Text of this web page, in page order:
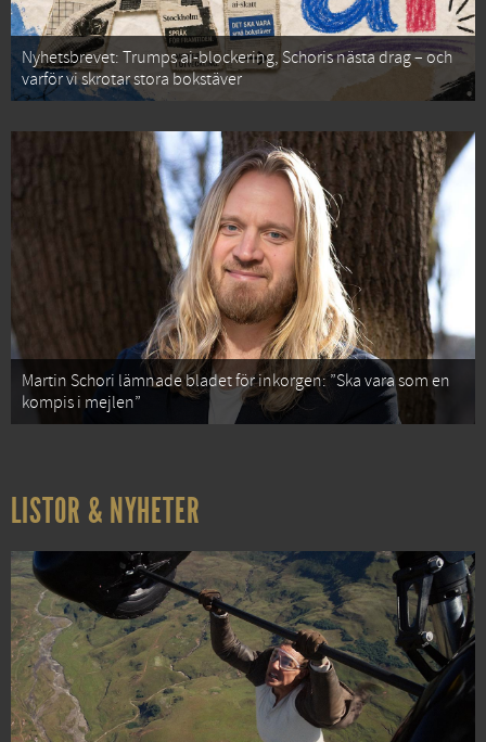
Nyhetsbrevet: Trumps ai-blockering, Schoris nästa drag – och
varför vi skrotar stora bokstäver
Martin Schori lämnade bladet för inkorgen: ”Ska vara som en
kompis i mejlen”
LISTOR & NYHETER